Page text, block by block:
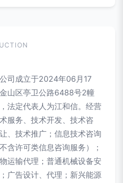
司成立于2024年06月17
山区亭卫公路6488号2幢
法定代表人为江和信。经营
服务、技术开发、技术咨
、技术推广；信息技术咨询
含许可类信息咨询服务）；
运输代理；普通机械设备安
广告设计、代理；新兴能源